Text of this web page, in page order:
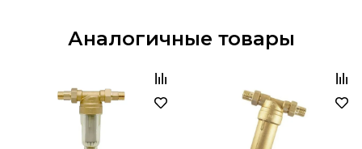
Аналогичные товары